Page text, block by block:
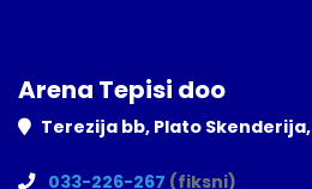
Arena Tepisi doo
Terezija bb, Plato
033-226-267 (fiksni)